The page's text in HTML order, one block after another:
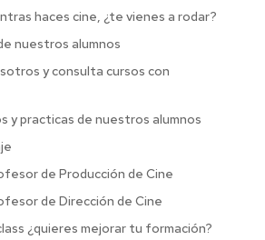
haces cine, ¿te vienes a rodar?
nuestros alumnos
y consulta cursos con
y practicas de nuestros alumnos
de Producción de Cine
de Dirección de Cine
¿quieres mejorar tu formación?